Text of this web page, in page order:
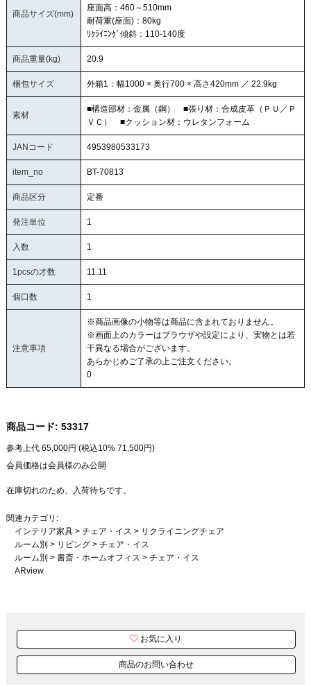
商品サイズ(mm)
座面高：460～510mm
耐荷重(座面)：80kg
ﾘｸﾗｲﾆﾝｸﾞ傾斜：110-140度
商品重量(kg) 20.9
梱包サイズ 外箱1：幅1000 × 奥行700 × 高さ420mm ／ 22.9kg
素材
■構造部材：金属（鋼） ■張り材：合成皮革（ＰＵ／Ｐ
ＶＣ） ■クッション材：ウレタンフォーム
JANコード 4953980533173
item_no BT-70813
商品区分 定番
発注単位 1
入数 1
1pcsの才数 11.11
個口数 1
注意事項
※商品画像の小物等は商品に含まれておりません。
※画面上のカラーはブラウザや設定により、実物とは若
干異なる場合がございます。
あらかじめご了承の上ご注文ください。
0
商品コード: 53317
参考上代 65,000円 (税込10% 71,500円)
会員価格は会員様のみ公開
在庫切れのため、入荷待ちです。
関連カテゴリ:
インテリア家具> チェア・イス > リクライニングチェア
ルーム別 > リビング> チェア・イス
ルーム別 > 書斎・ホームオフィス > チェア・イス
ARview
お気に入り
商品のお問い合わせ